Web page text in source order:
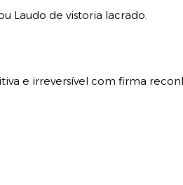
Laudo de vistoria lacrado.
e irreversível com firma